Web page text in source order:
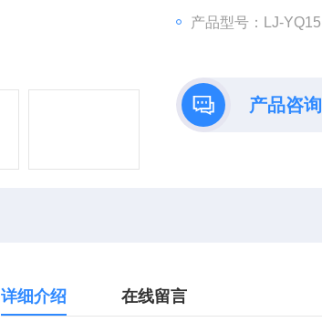
产品型号：LJ-YQ15
产品咨询
详细介绍 在线留言